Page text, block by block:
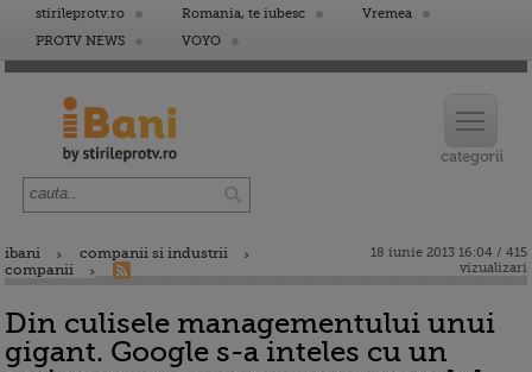
stirileprotv.ro Romania, te iubesc
Vremea
PROTV NEWS
VOYO
ibani
companii si industrii
companii
18 iunie 2013 16:04 / 415
vizualizari
Din culisele managementului unui
gigant. Google s-a inteles cu un